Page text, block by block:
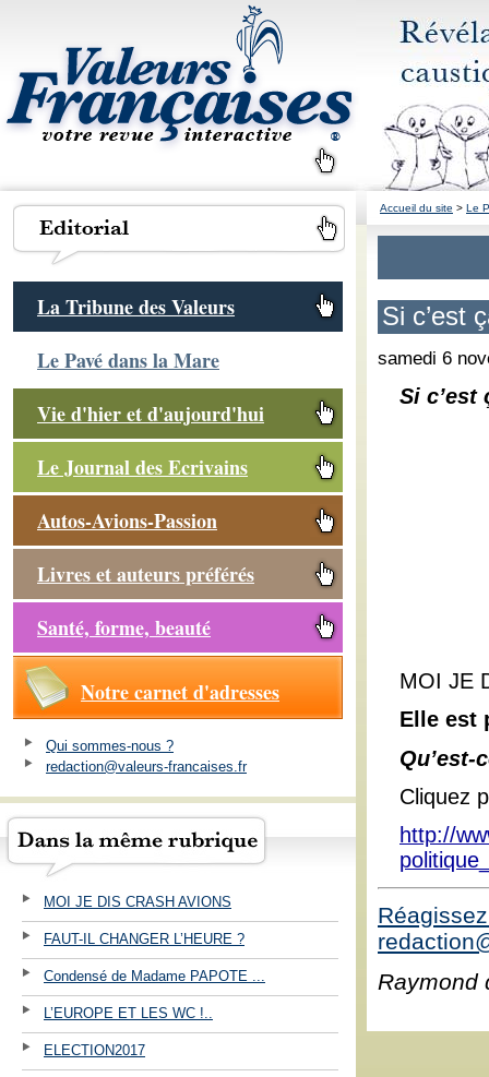
La Tribune des Valeurs
Le Pavé dans la Mare
Vie d'hier et d'aujourd'hui
Le Journal des Ecrivains
Autos-Avions-Passion
Livres et auteurs préférés
Santé, forme, beauté
Notre carnet d'adresses
Qui sommes-nous ?
redaction@valeurs-francaises.fr
MOI JE DIS CRASH AVIONS
FAUT-IL CHANGER L’HEURE ?
Condensé de Madame PAPOTE ...
L’EUROPE ET LES WC !..
ELECTION2017
Accueil du site > Le
Si c’est
samedi 6
Si c’est
MOI JE
Elle est
Qu’est-
Cliquez
http://
Raymond